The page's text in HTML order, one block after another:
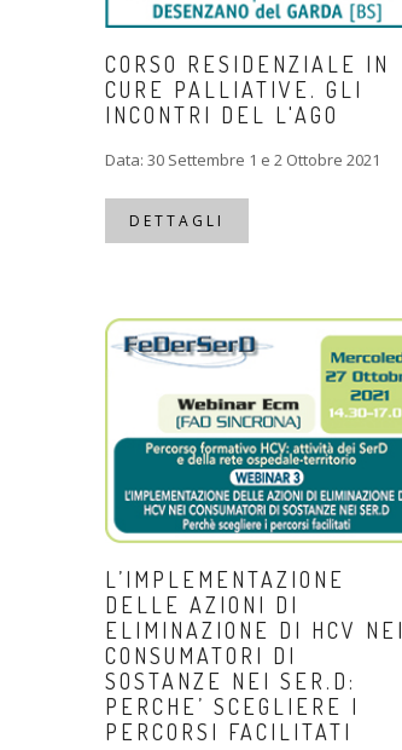
CORSO RESIDENZIALE IN
CURE PALLIATIVE. GLI
INCONTRI DEL L'AGO
Data: 30 Settembre 1 e 2 Ottobre 2021
DETTAGLI
L’IMPLEMENTAZIONE
DELLE AZIONI DI
ELIMINAZIONE DI HCV NEI
CONSUMATORI DI
SOSTANZE NEI SER.D:
PERCHE’ SCEGLIERE I
PERCORSI FACILITATI